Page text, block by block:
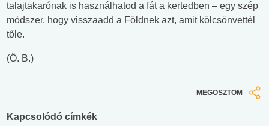
talajtakarónak is használhatod a fát a kertedben – egy szép
módszer, hogy visszaadd a Földnek azt, amit kölcsönvettél
tőle.
(Ő. B.)
MEGOSZTOM
Kapcsolódó címkék